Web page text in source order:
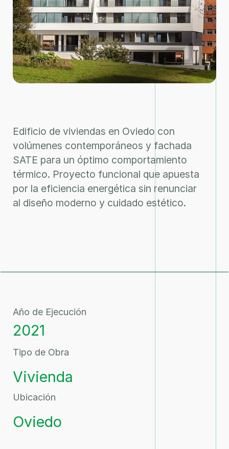
Edificio de viviendas en Oviedo con
volúmenes contemporáneos y fachada
SATE para un óptimo comportamiento
térmico. Proyecto funcional que apuesta
por la eficiencia energética sin renunciar
al diseño moderno y cuidado estético.
Año de Ejecución
2021
Tipo de Obra
Vivienda
Ubicación
Oviedo